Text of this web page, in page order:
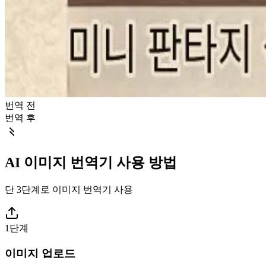
번역 전
번역 후
AI 이미지 번역기 사용 방법
단 3단계로 이미지 번역기 사용
1단계
이미지 업로드